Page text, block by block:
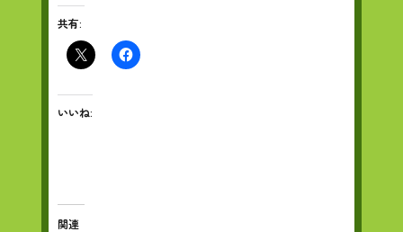
共有:
いいね:
関連